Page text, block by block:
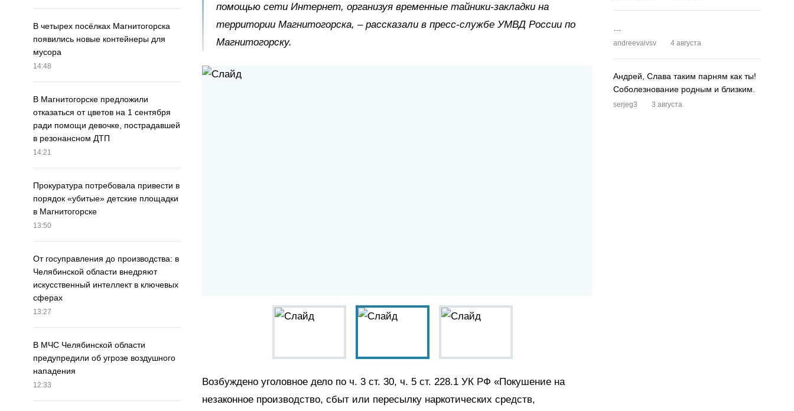
В четырех посёлках Магнитогорска
появились новые контейнеры для
мусора
14:48
В Магнитогорске предложили
отказаться от цветов на 1 сентября
ради помощи девочке, пострадавшей
в резонансном ДТП
14:21
Прокуратура потребовала привести в
порядок «убитые» детские площадки
в Магнитогорске
13:50
От госуправления до производства: в
Челябинской области внедряют
искусственный интеллект в ключевых
сферах
13:27
В МЧС Челябинской области
предупредили об угрозе воздушного
нападения
12:33
помощью сети Интернет, организуя временные тайники-закладки на
территории Магнитогорска, – рассказали в пресс-службе УМВД России по
Магнитогорску.
Возбуждено уголовное дело по ч. 3 ст. 30, ч. 5 ст. 228.1 УК РФ «Покушение на
незаконное производство, сбыт или пересылку наркотических средств,
andreevaivsv 4 августа
Андрей, Слава таким парням как ты!
Соболезнование родным и близким.
serjeg3 3 августа